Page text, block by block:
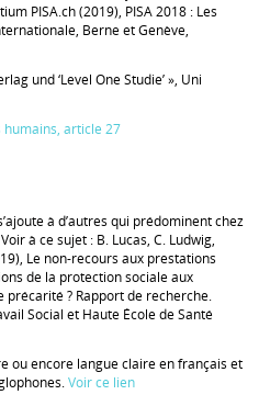
PISA.ch (2019), PISA 2018 : Les
Berne et Genève,
und ‘Level One Studie’ », Uni
article 27
à d’autres qui prédominent chez
à ce sujet : B. Lucas, C. Ludwig,
Le non-recours aux prestations
de la protection sociale aux
? Rapport de recherche.
Social et Haute École de Santé
ou encore langue claire en français et
Voir ce lien